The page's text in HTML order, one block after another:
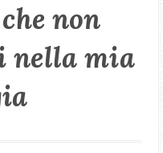
non
nella mia